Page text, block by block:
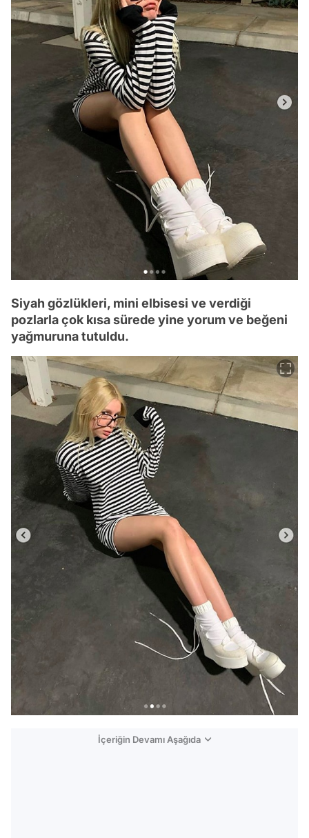
Siyah gözlükleri, mini elbisesi ve verdiği
pozlarla çok kısa sürede yine yorum ve beğeni
yağmuruna tutuldu.
İçeriğin Devamı Aşağıda